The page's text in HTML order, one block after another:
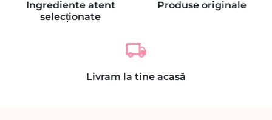
Ingrediente atent
selecționate
Produse originale
local_shipping
Livram la tine acasă